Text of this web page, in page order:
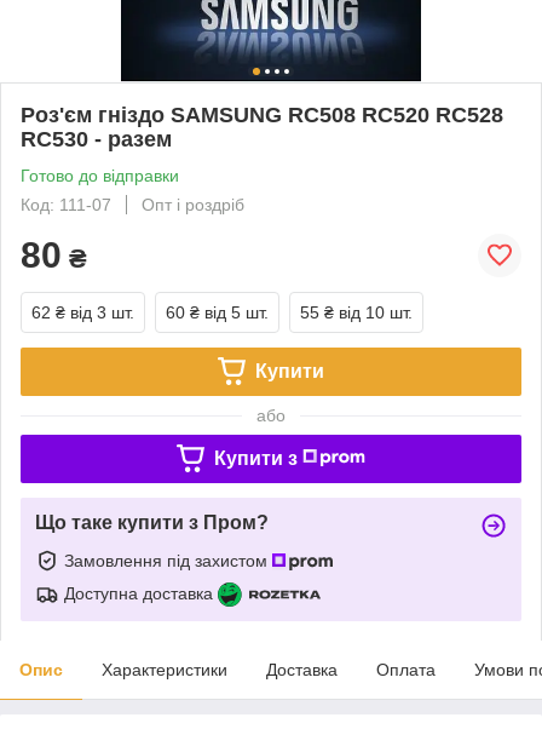
Роз'єм гніздо SAMSUNG RC508 RC520 RC528
RC530 - разем
Готово до відправки
Код: 111-07
Опт і роздріб
80 ₴
62 ₴ від 3 шт. 60 ₴ від 5 шт. 55 ₴ від 10 шт.
Купити
або
Купити з
Що таке купити з Пром?
Замовлення під захистом
Доступна доставка
Опис Характеристики Доставка Оплата Умови